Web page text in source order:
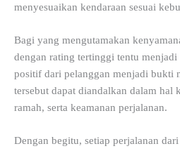
menyesuaikan kendaraan sesuai
Bagi yang mengutamakan
dengan rating tertinggi tentu
positif dari pelanggan menjadi bukti
tersebut dapat diandalkan dalam hal
ramah, serta keamanan perjalanan.
Dengan begitu, setiap perjalanan